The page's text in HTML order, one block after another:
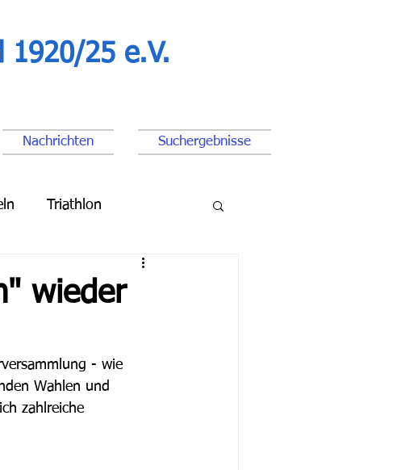
1920/25 e.V.
Nachrichten Suchergebnisse
Triathlon
wieder
- wie
Wahlen und
zahlreiche